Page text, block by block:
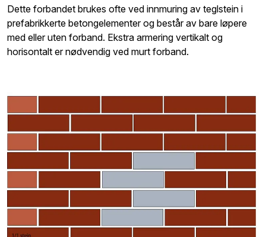
Dette forbandet brukes ofte ved innmuring av teglstein i
prefabrikkerte betongelementer og består av bare løpere
med eller uten forband. Ekstra armering vertikalt og
horisontalt er nødvendig ved murt forband.